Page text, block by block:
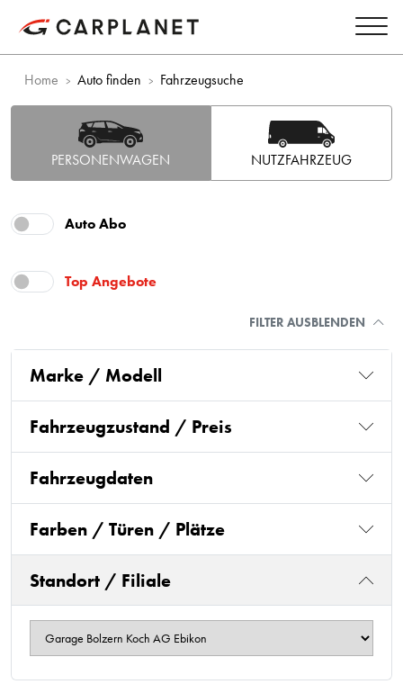
Home Auto finden Fahrzeugsuche
PERSONENWAGEN NUTZFAHRZEUG
Auto Abo
Top Angebote
FILTER AUSBLENDEN
Marke / Modell
Fahrzeugzustand / Preis
Fahrzeugdaten
Farben / Türen / Plätze
Standort / Filiale